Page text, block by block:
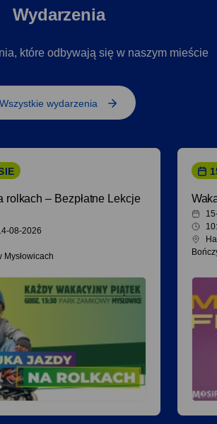
Wydarzenia
które odbywają się w naszym mieście
Wszystkie wydarzenia
rolkach – Bezpłatne Lekcje
08-2026
Mysłowicach